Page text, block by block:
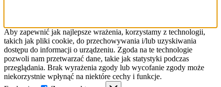
Aby zapewnić jak najlepsze wrażenia, korzystamy z technologii,
takich jak pliki cookie, do przechowywania i/lub uzyskiwania
dostępu do informacji o urządzeniu. Zgoda na te technologie
pozwoli nam przetwarzać dane, takie jak statystyki podczas
przeglądania. Brak wyrażenia zgody lub wycofanie zgody może
niekorzystnie wpłynąć na niektóre cechy i funkcje.
Funkcyjne